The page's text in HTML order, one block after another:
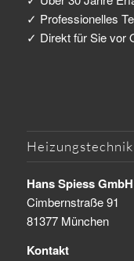
✓ Professionelles
✓ Direkt für Sie vor
Hans Spiess GmbH
Cimbernstraße 91
81377 München
Kontakt